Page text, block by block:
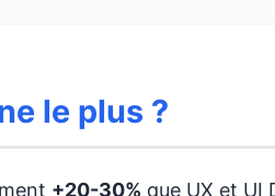
le plus ?
+20-30% que UX et UI